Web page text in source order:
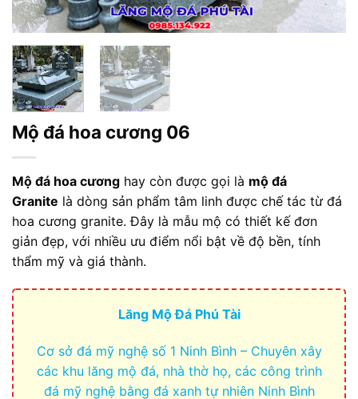
Mộ đá hoa cương 06
Mộ đá hoa cương hay còn được gọi là mộ đá
Granite là dòng sản phẩm tâm linh được chế tác từ đá
hoa cương granite. Đây là mẫu mộ có thiết kế đơn
giản đẹp, với nhiều ưu điểm nổi bật về độ bền, tính
thẩm mỹ và giá thành.
Lăng Mộ Đá Phú Tài
Cơ sở đá mỹ nghệ số 1 Ninh Bình – Chuyên xây
các khu lăng mộ đá, nhà thờ họ, các công trình
đá mỹ nghệ bằng đá xanh tự nhiên Ninh Bình